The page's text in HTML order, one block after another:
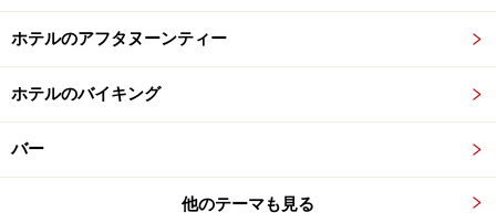
ホテルのアフタヌーンティー
ホテルのバイキング
バー
他のテーマも見る